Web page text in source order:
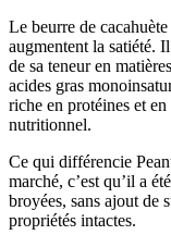
Le beurre de
augmentent la satiété.
de sa teneur en
acides gras
riche en protéines et
nutritionnel.
Ce qui différencie
marché, c’est qu’il a
broyées, sans ajout de
propriétés intactes.